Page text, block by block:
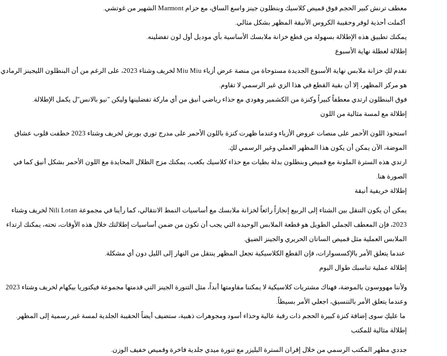
معطف ترنش كبير الحجم فوق قميص كلاسيك وبنطلون جينز واسع الساق، مع حزام Marmont الشهير من غوتشي.
أكملت أحذية لوفر وحقيبة الكروس الأنيقة المظهر بشكل مثالي.
يمكنك تطبيق هذه الإطلالة بسهولة من قطع خزانة ملابسك الأساسية بأي موديل أول لون تفضلينه.
إطلالة لعطلة نهاية الأسبوع
نقدم لكِ خزانة ملابس نهاية الأسبوع الجديدة مستوحاة من منصة عرض أزياء Miu Miu لخريف وشتاء 2023، على الرغم من أن البنطلون الليجينز الرمادي
هو مركز المظهر، إلا أن بقية القطع في هذا الزي غير الرسمي لا تقاوم.
فوق البنطلون ارتدي معطفاً كبيراً وكنزة من الكشمير وهودي مع حذاء رياضي أنيق من أي ماركة تفضلينها وليكن "نيو بالانس"ل يكمل الإطلالة.
إطلالة مع لمسة مثالية من اللون
استحوذ اللون الأحمر على منصات عروض الأزياء وعندما ظهرت كنزة باللون الأحمر على مدرج توري بورش لخريف وشتاء 2023 خطفت قلوب عشاق
الموضة، الآن يمكن أن يكون هذا المظهر العملي وغير الرسمي لكِ.
ارتدي هذه السترة الملونة مع قميص وبنطلون بدلة بطيات مع حذاء كلاسيك بكعب، يمكنك مزج الظلال المحايدة مع اللون الأحمر بشكل أنيق كما في
الصورة هنا.
إطلالة خريفية أنيقة
يمكن أن يكون التنقل بين الشتاء إلى الربيع إنجازاً رائعاً لخزانة ملابسك مع أساسيات النمط الانتقالي، كما رأينا في مجموعة Nili Lotan لخريف وشتاء
2023، فإن المعطف الجملي الطويل هو قطعة الملابس الوحيدة التي يجب أن تكون من ضمن أساسيات إطلالتك خلال هذه الأوقات، تحته، يمكنك ارتداء
الملابس العملية مثل قميص الساتان الحريري والجينز الضيق.
عندما يتعلق الأمر بالإكسسوارات، فإن القطع الكلاسيكية تجعل المظهر ينتقل من النهار إلى الليل دون أي مشكلة.
إطلالة عملية تناسبك طوال اليوم
ولأننا مهووسون بالموضة، فهناك مشتريات كلاسيكية لا يمكننا مقاومتها أبداً، مثل التنورة الجينز التي قدمتها مجموعة فيكتوريا بيكهام لخريف وشتاء 2023
وعندما يتعلق الأمر بالتنسيق، اجعلي الأمر بسيطاً.
ما عليكِ سوى إضافة كنزة كبيرة الحجم ذات رقبة عالية وحذاء أسود ومجوهرات ذهبية، ستضيف أيضاً الحقيبة الجلدية لمسة غير رسمية إلى المظهر.
إطلالة مثالية للمكتب
جددي مظهر المكتب الرسمي من خلال إقران السترة البليزر مع تنورة ميدي جلدية فاخرة وقميص خفيف الوزن.